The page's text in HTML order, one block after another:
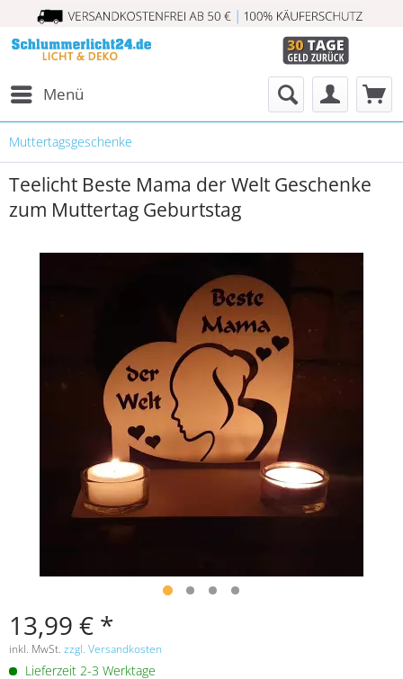
Menü
Muttertagsgeschenke
Teelicht Beste Mama der Welt Geschenke
zum Muttertag Geburtstag
13,99 € *
inkl. MwSt. zzgl. Versandkosten
Lieferzeit 2-3 Werktage